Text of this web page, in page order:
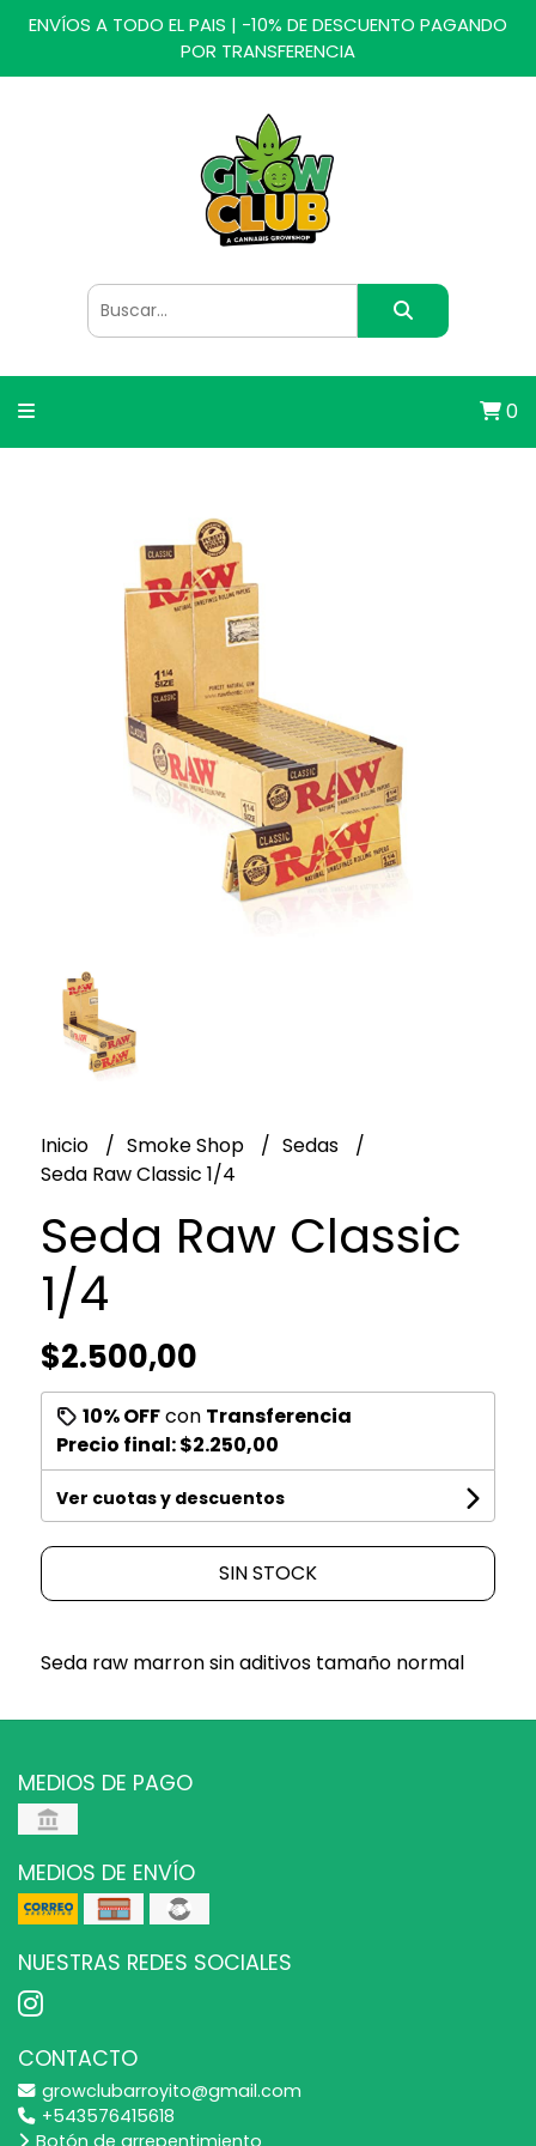
ENVÍOS A TODO EL PAIS | -10% DE DESCUENTO PAGANDO
POR TRANSFERENCIA
0
Inicio Smoke Shop
Sedas
Seda Raw Classic 1/4
Seda Raw Classic
1/4
$2.500,00
10% OFFcon Transferencia
Precio final:$2.250,00
Ver cuotas y descuentos
SIN STOCK
Seda raw marron sin aditivos tamaño normal
MEDIOS DE PAGO
MEDIOS DE ENVÍO
NUESTRAS REDES SOCIALES
CONTACTO
growclubarroyito@gmail.com
+543576415618
Botón de arrepentimiento